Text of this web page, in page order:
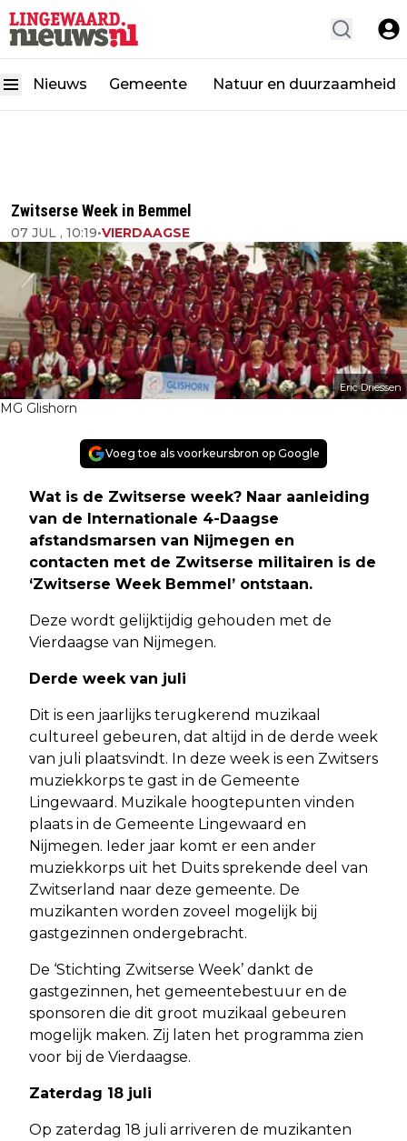
Nieuws Gemeente Natuur en duurzaamheid
Zwitserse Week in Bemmel
07 JUL , 10:19•VIERDAAGSE
Eric Driessen
MG Glishorn
Voeg toe als voorkeursbron op Google
Wat is de Zwitserse week? Naar aanleiding
van de Internationale 4-Daagse
afstandsmarsen van Nijmegen en
contacten met de Zwitserse militairen is de
‘Zwitserse Week Bemmel’ ontstaan.
Deze wordt gelijktijdig gehouden met de
Vierdaagse van Nijmegen.
Derde week van juli
Dit is een jaarlijks terugkerend muzikaal
cultureel gebeuren, dat altijd in de derde week
van juli plaatsvindt. In deze week is een Zwitsers
muziekkorps te gast in de Gemeente
Lingewaard. Muzikale hoogtepunten vinden
plaats in de Gemeente Lingewaard en
Nijmegen. Ieder jaar komt er een ander
muziekkorps uit het Duits sprekende deel van
Zwitserland naar deze gemeente. De
muzikanten worden zoveel mogelijk bij
gastgezinnen ondergebracht.
De ‘Stichting Zwitserse Week’ dankt de
gastgezinnen, het gemeentebestuur en de
sponsoren die dit groot muzikaal gebeuren
mogelijk maken. Zij laten het programma zien
voor bij de Vierdaagse.
Zaterdag 18 juli
Op zaterdag 18 juli arriveren de muzikanten